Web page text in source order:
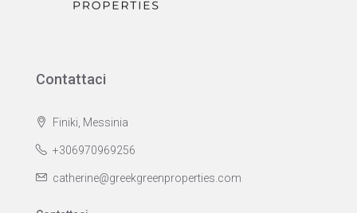
Contattaci
Finiki, Messinia
+306970969256
catherine@greekgreenproperties.com